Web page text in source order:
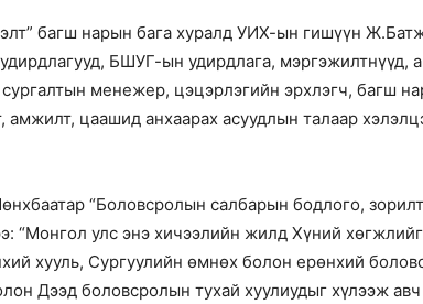
багш нарын бага хуралд УИХ-ын гишүүн
БШУГ-ын удирдлага,
менежер, цэцэрлэгийн эрхлэгч, багш
амжилт, цаашид анхаарах асуудлын талаар
“Боловсролын салбарын бодлого,
“Монгол улс энэ хичээлийн жилд Хүний
хууль, Сургуулийн өмнөх болон ерөнхий
Дээд боловсролын тухай хуулиудыг хүлээж